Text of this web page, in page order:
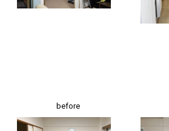
before